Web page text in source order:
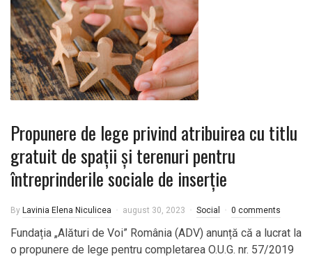
Propunere de lege privind atribuirea cu titlu
gratuit de spații și terenuri pentru
întreprinderile sociale de inserție
By Lavinia Elena Niculicea august 30, 2023 Social 0 comments
Fundația „Alături de Voi” România (ADV) anunță că a lucrat la
o propunere de lege pentru completarea O.U.G. nr. 57/2019